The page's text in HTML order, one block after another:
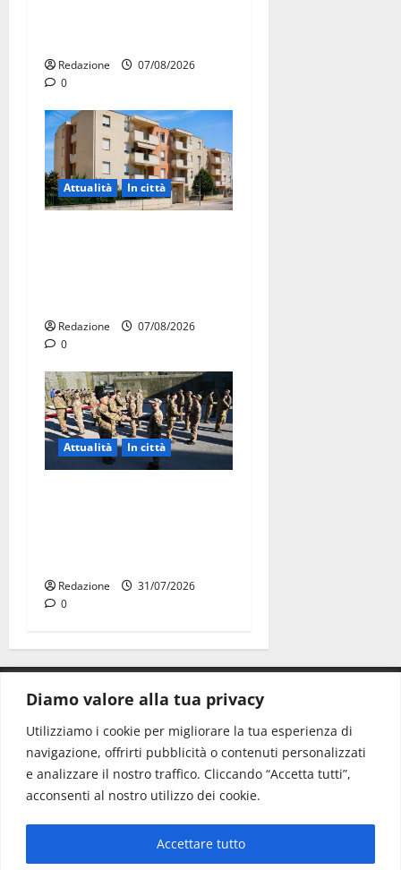
Diamo valore alla tua privacy
Utilizziamo i cookie per migliorare la tua esperienza di
navigazione, offrirti pubblicità o contenuti personalizzati
e analizzare il nostro traffico. Cliccando “Accetta tutti”,
acconsenti al nostro utilizzo dei cookie.
Accettare tutto
Redazione
07/08/2026
0
Attualità In città
Redazione
07/08/2026
0
Attualità In città
Redazione
31/07/2026
0
CONTATTI.
Redazione: redazione@www.martinasera.it
Direttore:direttore@www.martinasera.it
Info & Commerciale:info@www.martinasera.it